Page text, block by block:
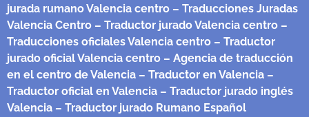
jurada rumano Valencia centro – Traducciones Juradas
Valencia Centro – Traductor jurado Valencia centro –
Traducciones oficiales Valencia centro – Traductor
jurado oficial Valencia centro – Agencia de traducción
en el centro de Valencia – Traductor en Valencia –
Traductor oficial en Valencia – Traductor jurado inglés
Valencia – Traductor jurado Rumano Español